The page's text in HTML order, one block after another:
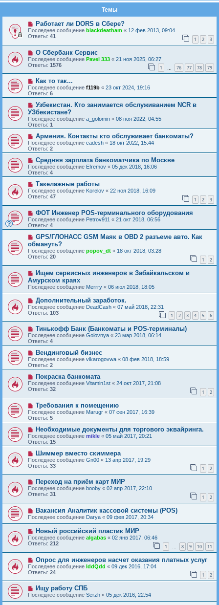
Темы
Работает ли DORS в Сбере?
Последнее сообщение blackdeatham « 12 фев 2013, 09:04
Ответы: 41 1 2 3
О Сбербанк Сервис
Последнее сообщение Pavel 333 « 21 ноя 2025, 06:27
Ответы: 1576 1 76 77 78 79
Как то так...
Последнее сообщение f119b « 23 окт 2024, 19:16
Ответы: 6
Узбекистан. Кто занимается обслуживанием NCR в
УЗбекистане?
Последнее сообщение a_golomin « 08 ноя 2022, 04:55
Ответы: 1
Армения. Контакты кто обслуживает банкоматы?
Последнее сообщение cadesh « 18 окт 2022, 15:44
Ответы: 2
Средняя зарплата банкоматчика по Москве
Последнее сообщение Efremov « 05 дек 2018, 16:06
Ответы: 4
Такелажные работы
Последнее сообщение Korelov « 22 ноя 2018, 16:09
Ответы: 47 1 2 3
ФОТ Инженер POS-терминального оборудования
Последнее сообщение Petrov911 « 21 окт 2018, 06:56
Ответы: 4
GPS/ГЛОНАСС GSM Маяк в OBD 2 разъеме авто. Как
обмануть?
Последнее сообщение popov_dt « 18 окт 2018, 03:28
Ответы: 20 1 2
Ищем сервисных инженеров в Забайкальском и
Амурском краях
Последнее сообщение Merrry « 06 июл 2018, 18:05
Дополнительный заработок.
Последнее сообщение DeadCash « 07 май 2018, 22:31
Ответы: 103 1 2 3 4 5 6
Тинькофф Банк (Банкоматы и POS-терминалы)
Последнее сообщение Golovnya « 23 мар 2018, 06:14
Ответы: 4
Вендинговый бизнес
Последнее сообщение vikarogovwa « 08 фев 2018, 18:59
Ответы: 2
Покраска банкомата
Последнее сообщение Vitamin1st « 24 окт 2017, 21:08
Ответы: 32 1 2
Требования к помещению
Последнее сообщение Marugr « 07 сен 2017, 16:39
Ответы: 5
Необходимые документы для торгового эквайринга.
Последнее сообщение mikle « 05 май 2017, 20:21
Ответы: 15
Шиммер вместо скиммера
Последнее сообщение Gn00 « 13 апр 2017, 19:29
Ответы: 33 1 2
Переход на приём карт МИР
Последнее сообщение booby « 02 апр 2017, 22:10
Ответы: 31 1 2
Вакансия Аналитик кассовой системы (POS)
Последнее сообщение Darya « 09 фев 2017, 20:34
Новый российский пластик МИР
Последнее сообщение algabas « 02 янв 2017, 06:46
Ответы: 212 1 … 8 9 10 11
Опрос для инженеров насчет оказания платных услуг
Последнее сообщение IddQdd « 09 дек 2016, 17:04
Ответы: 24 1 2
Ищу работу СПБ
Последнее сообщение Serzh « 05 дек 2016, 22:54